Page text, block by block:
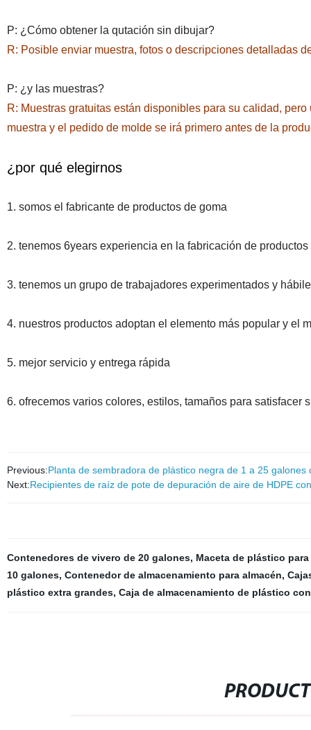
P: ¿Cómo obtener la qutación sin dibujar?
R: Posible enviar muestra, fotos o descripciones detalladas
P: ¿y las muestras?
R: Muestras gratuitas están disponibles para su calidad,
muestra y el pedido de molde se irá primero antes de la
¿por qué elegirnos
1. somos el fabricante de productos de goma
2. tenemos 6years experiencia en la fabricación de
3. tenemos un grupo de trabajadores experimentados y
4. nuestros productos adoptan el elemento más popular y el
5. mejor servicio y entrega rápida
6. ofrecemos varios colores, estilos, tamaños para satisfacer
Previous:Planta de sembradora de plástico negra de 1 a 25
Next:Recipientes de raíz de pote de depuración de aire de HDPE
Contenedores de vivero de 20 galones, Maceta de plástico
10 galones, Contenedor de almacenamiento para almacén,
plástico extra grandes, Caja de almacenamiento de plástico